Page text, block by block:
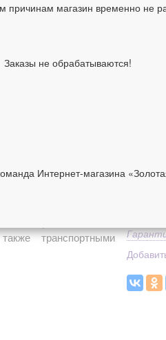
транспортными
Вставка
причинам магазин временно не
Заказы не обрабатываются!
Интернет-магазина